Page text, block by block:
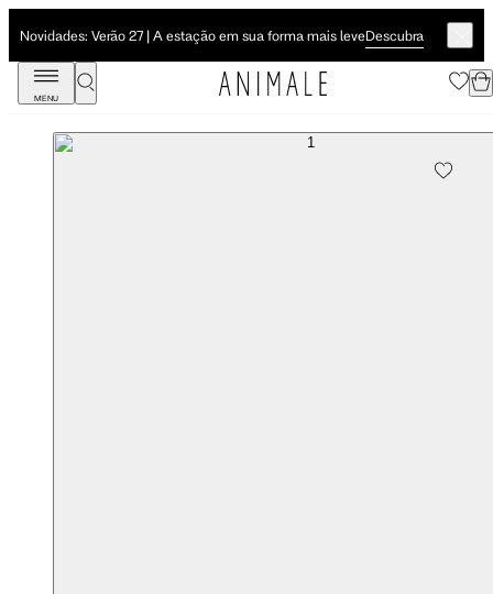
Novidades: Verão 27 | A estação em sua forma mais leveDescubra
MENU